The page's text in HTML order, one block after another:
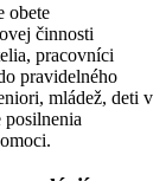
obete
činnosti
pracovníci
pravidelného
mládež, deti v